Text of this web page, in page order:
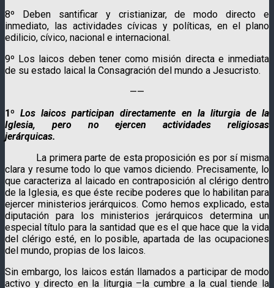
8º Deben santificar y cristianizar, de modo directo e
inmediato, las actividades cívicas y políticas, en el plano
edilicio, cívico, nacional e internacional.
9º Los laicos deben tener como misión directa e inmediata
de su estado laical la Consagración del mundo a Jesucristo.
——
1º Los laicos participan directamente en la liturgia de la
Iglesia, pero no ejercen actividades religiosas
jerárquicas.
La primera parte de esta proposición es por sí misma
clara y resume todo lo que vamos diciendo. Precisamente, lo
que caracteriza al laicado en contraposición al clérigo dentro
de la Iglesia, es que éste recibe poderes que lo habilitan para
ejercer ministerios jerárquicos. Como hemos explicado, esta
diputación para los ministerios jerárquicos determina un
especial título para la santidad que es el que hace que la vida
del clérigo esté, en lo posible, apartada de las ocupaciones
del mundo, propias de los laicos.
Sin embargo, los laicos están llamados a participar de modo
activo y directo en la liturgia –la cumbre a la cual tiende la